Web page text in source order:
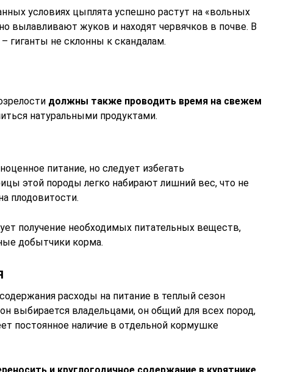
условиях цыплята успешно растут на «вольных
вылавливают жуков и находят червячков в почве. В
гиганты не склонны к скандалам.
должны также проводить время на свежем
натуральными продуктами.
питание, но следует избегать
этой породы легко набирают лишний вес, что не
плодовитости.
получение необходимых питательных веществ,
добытчики корма.
расходы на питание в теплый сезон
выбирается владельцами, он общий для всех пород,
постоянное наличие в отдельной кормушке